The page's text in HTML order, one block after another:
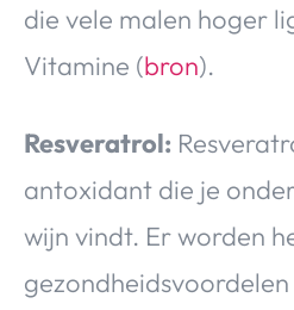
die vele malen hoger
Vitamine (bron).
Resveratrol:
antoxidant die je
wijn vindt. Er worden